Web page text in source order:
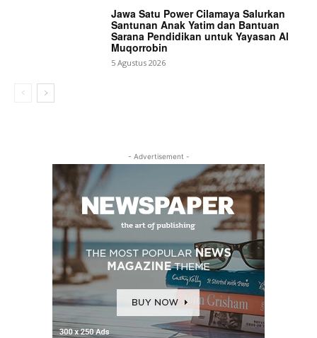
Jawa Satu Power Cilamaya Salurkan
Santunan Anak Yatim dan Bantuan
Sarana Pendidikan untuk Yayasan Al
Muqorrobin
5 Agustus 2026
- Advertisement -